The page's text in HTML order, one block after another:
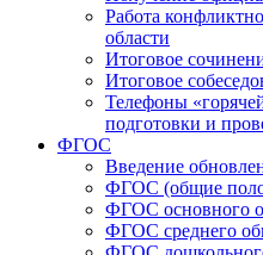
Работа
области
Итоговое
Итоговое
Телефоны
подготовки и
ФГОС
Введение
ФГОС (общие
ФГОС основного
ФГОС среднего